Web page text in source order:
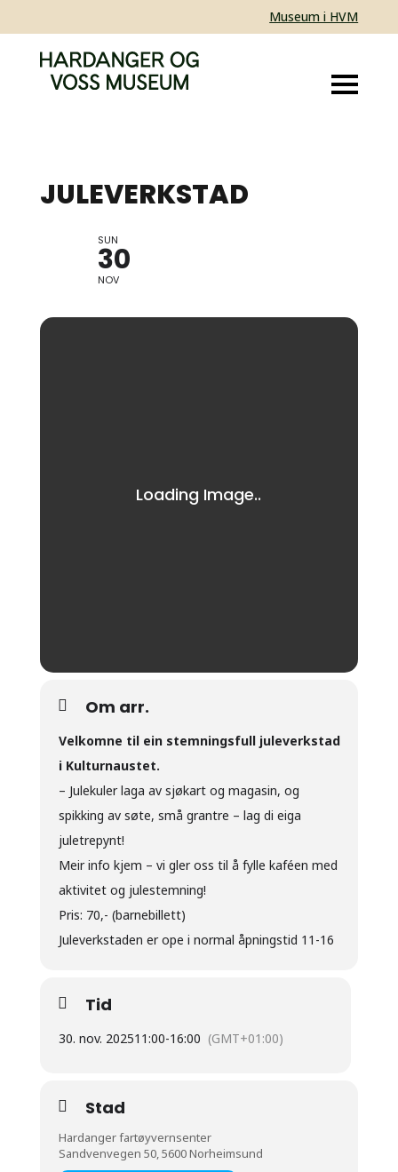
Museum i HVM
JULEVERKSTAD
SUN
30
NOV
Om arr.
Velkomne til ein stemningsfull juleverkstad
i Kulturnaustet.
– Julekuler laga av sjøkart og magasin, og
spikking av søte, små grantre – lag di eiga
juletrepynt!
Meir info kjem – vi gler oss til å fylle kaféen med
aktivitet og julestemning!
Pris: 70,- (barnebillett)
Juleverkstaden er ope i normal åpningstid 11-16
Tid
30. nov. 202511:00-16:00 (GMT+01:00)
Stad
Hardanger fartøyvernsenter
Sandvenvegen 50, 5600 Norheimsund